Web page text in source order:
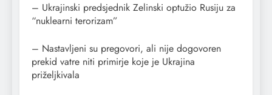
– Ukrajinski predsjednik Zelinski optužio Rusiju za
“nuklearni terorizam”
– Nastavljeni su pregovori, ali nije dogovoren
prekid vatre niti primirje koje je Ukrajina
priželjkivala